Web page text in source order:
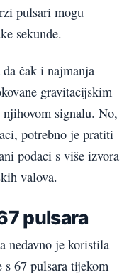
pulsari mogu
sekunde.
čak i najmanja
gravitacijskim
signalu. No,
potrebno je pratiti
podaci s više izvora
valova.
pulsara
nedavno je koristila
67 pulsara tijekom